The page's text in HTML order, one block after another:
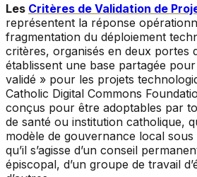
Les Critères de Validation de
représentent la réponse
fragmentation du déploiement
critères, organisés en deux portes
établissent une base partagée
validé » pour les projets
Catholic Digital Commons
conçus pour être adoptables par
de santé ou institution catholique,
modèle de gouvernance local
qu’il s’agisse d’un conseil
épiscopal, d’un groupe de travail